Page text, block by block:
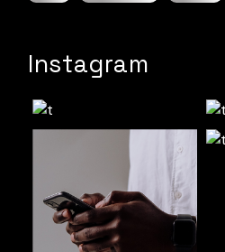
Instagram